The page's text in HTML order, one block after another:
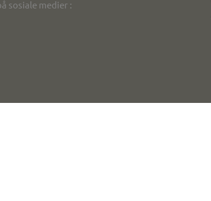
sosiale medier :